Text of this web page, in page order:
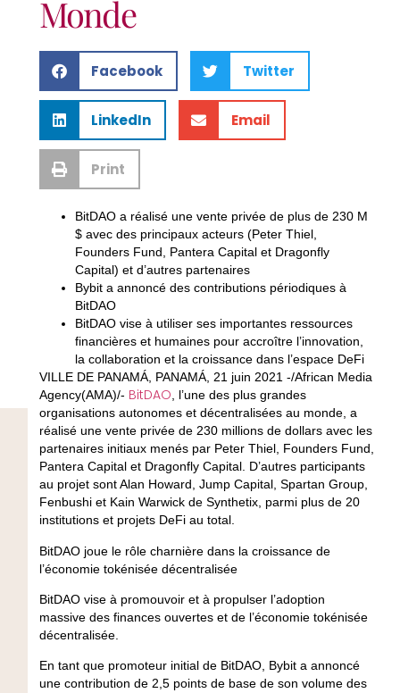
Monde
Facebook Twitter
LinkedIn Email
Print
BitDAO a réalisé une vente privée de plus de 230 M
$ avec des principaux acteurs (Peter Thiel,
Founders Fund, Pantera Capital et Dragonfly
Capital) et d’autres partenaires
Bybit a annoncé des contributions périodiques à
BitDAO
BitDAO vise à utiliser ses importantes ressources
financières et humaines pour accroître l’innovation,
la collaboration et la croissance dans l’espace DeFi
VILLE DE PANAMÁ, PANAMÁ, 21 juin 2021 -/African Media
Agency(AMA)/- BitDAO , l’une des plus grandes
organisations autonomes et décentralisées au monde, a
réalisé une vente privée de 230 millions de dollars avec les
partenaires initiaux menés par Peter Thiel, Founders Fund,
Pantera Capital et Dragonfly Capital. D’autres participants
au projet sont Alan Howard, Jump Capital, Spartan Group,
Fenbushi et Kain Warwick de Synthetix, parmi plus de 20
institutions et projets DeFi au total.
BitDAO joue le rôle charnière dans la croissance de
l’économie tokénisée décentralisée
BitDAO vise à promouvoir et à propulser l’adoption
massive des finances ouvertes et de l’économie tokénisée
décentralisée.
En tant que promoteur initial de BitDAO, Bybit a annoncé
une contribution de 2,5 points de base de son volume des